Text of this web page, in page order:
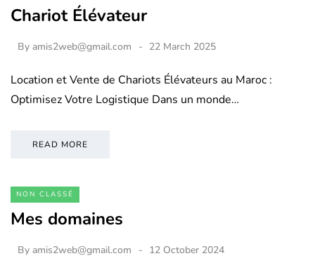
Chariot Élévateur
By amis2web@gmail.com 22 March 2025
Location et Vente de Chariots Élévateurs au Maroc :
Optimisez Votre Logistique Dans un monde…
READ MORE
NON CLASSÉ
Mes domaines
By amis2web@gmail.com 12 October 2024